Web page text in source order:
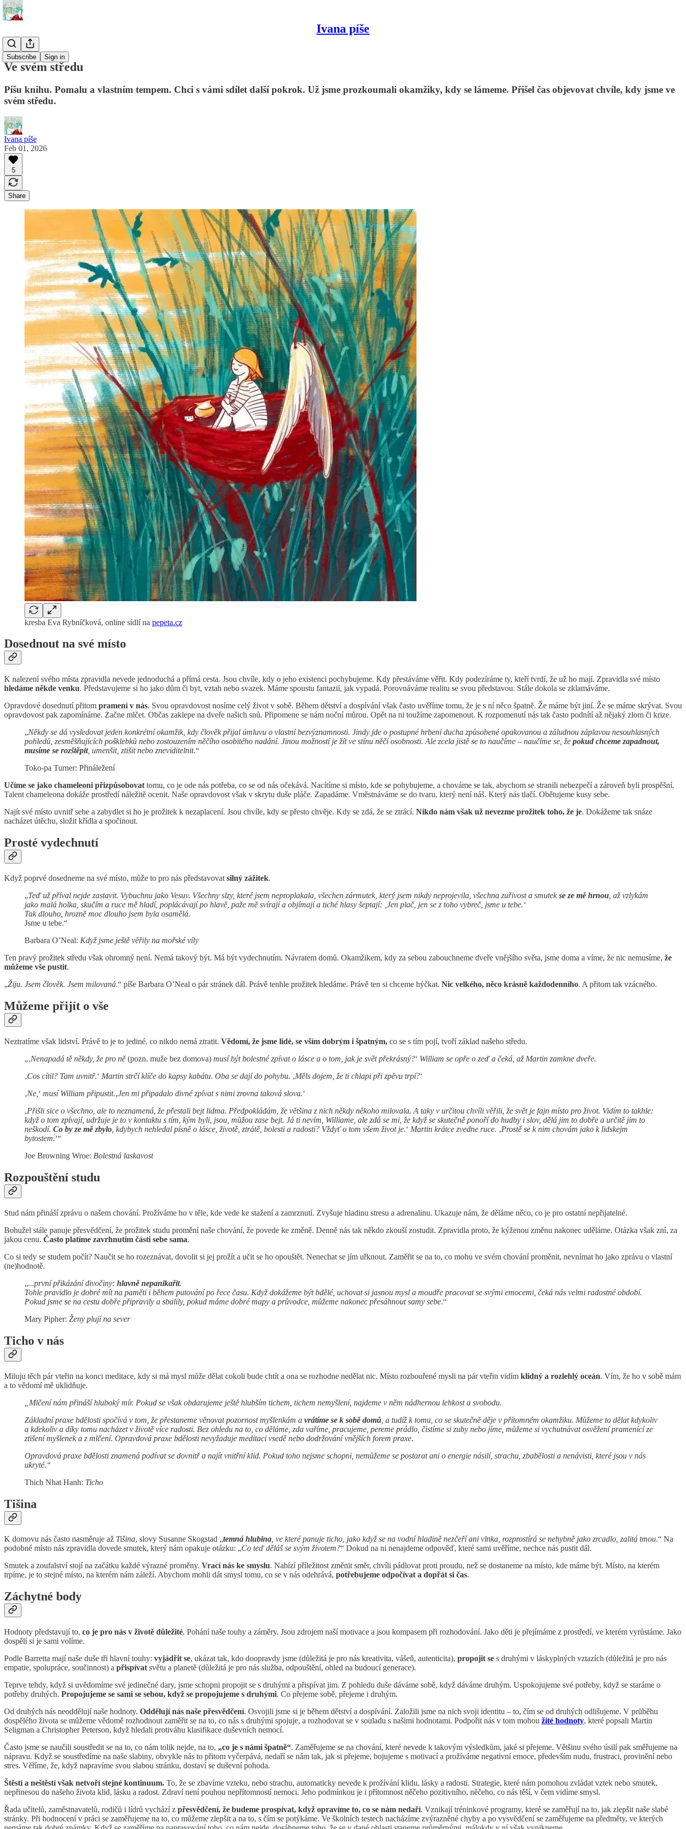
Ivana píše
Subscribe Sign in
🌾 Stéblo
Ve svém středu
Píšu knihu. Pomalu a vlastním tempem. Chci s vámi sdílet další pokrok. Už jsme prozkoumali okamžiky, kdy se lámeme. Přišel čas objevovat chvíle, kdy jsme ve
svém středu.
Ivana píše
Feb 01, 2026
5
Share
kresba Eva Rybníčková, online sídlí na pepeta.cz
Dosednout na své místo
K nalezení svého místa zpravidla nevede jednoduchá a přímá cesta. Jsou chvíle, kdy o jeho existenci pochybujeme. Kdy přestáváme věřit. Kdy podezíráme ty, kteří tvrdí, že už ho mají. Zpravidla své místo
hledáme někde venku. Představujeme si ho jako dům či byt, vztah nebo svazek. Máme spoustu fantazií, jak vypadá. Porovnáváme realitu se svou představou. Stále dokola se zklamáváme.
Opravdové dosednutí přitom pramení v nás. Svou opravdovost nosíme celý život v sobě. Během dětství a dospívání však často uvěříme tomu, že je s ní něco špatně. Že máme být jiní. Že se máme skrývat. Svou
opravdovost pak zapomínáme. Začne mlčet. Občas zaklepe na dveře našich snů. Připomene se nám noční můrou. Opět na ni toužíme zapomenout. K rozpomenutí nás tak často podnítí až nějaký zlom či krize.
„Někdy se dá vysledovat jeden konkrétní okamžik, kdy člověk přijal úmluvu o vlastní bezvýznamnosti. Jindy jde o postupné hrbení ducha způsobené opakovanou a záludnou záplavou nesouhlasných
pohledů, zesměšňujících pošklebků nebo zostouzením něčího osobitého nadání. Jinou možností je žít ve stínu něčí osobnosti. Ale zcela jistě se to naučíme – naučíme se, že pokud chceme zapadnout,
musíme se rozštěpit, umenšit, ztišit nebo zneviditelnit.“
Toko-pa Turner: Přináležení
Učíme se jako chameleoni přizpůsobovat tomu, co je ode nás potřeba, co se od nás očekává. Nacítíme si místo, kde se pohybujeme, a chováme se tak, abychom se stranili nebezpečí a zároveň byli prospěšní.
Talent chameleona dokáže prostředí náležitě ocenit. Naše opravdovost však v skrytu duše pláče. Zapadáme. Vměstnáváme se do tvaru, který není náš. Který nás tlačí. Obětujeme kusy sebe.
Najít své místo uvnitř sebe a zabydlet si ho je prožitek k nezaplacení. Jsou chvíle, kdy se přesto chvěje. Kdy se zdá, že se ztrácí. Nikdo nám však už nevezme prožitek toho, že je. Dokážeme tak snáze
nacházet útěchu, složit křídla a spočinout.
Prosté vydechnutí
Když poprvé dosedneme na své místo, může to pro nás představovat silný zážitek.
„Teď už příval nejde zastavit. Vybuchnu jako Vesuv. Všechny slzy, které jsem neproplakala, všechen zármutek, který jsem nikdy neprojevila, všechna zuřivost a smutekse ze mě hrnou , až vzlykám
jako malá holka, skučím a ruce mě hladí, poplácávají po hlavě, paže mě svírají a objímají a tiché hlasy šeptají: ‚Jen plač, jen se z toho vybreč, jsme u tebe.‘
Tak dlouho, hrozně moc dlouho jsem byla osamělá.
Jsme u tebe.“
Barbara O’Neal: Když jsme ještě věřily na mořské víly
Ten pravý prožitek středu však ohromný není. Nemá takový být. Má být vydechnutím. Návratem domů. Okamžikem, kdy za sebou zabouchneme dveře vnějšího světa, jsme doma a víme, že nic nemusíme, že
můžeme vše pustit.
„Žiju. Jsem člověk. Jsem milovaná.“ píše Barbara O’Neal o pár stránek dál. Právě tenhle prožitek hledáme. Právě ten si chceme hýčkat. Nic velkého, něco krásně každodenního. A přitom tak vzácného.
Můžeme přijít o vše
Neztratíme však lidství. Právě to je to jediné, co nikdo nemá ztratit. Vědomí, že jsme lidé, se vším dobrým i špatným, co se s tím pojí, tvoří základ našeho středu.
„‚Nenapadá tě někdy, že pro ně (pozn. muže bez domova) musí být bolestné zpívat o lásce a o tom, jak je svět překrásný?‘ William se opře o zeď a čeká, až Martin zamkne dveře.
‚Cos cítil? Tam uvnitř.‘ Martin strčí klíče do kapsy kabátu. Oba se dají do pohybu. ‚Měls dojem, že ti chlapi při zpěvu trpí?‘
‚Ne, ‘ musí William připustit.‚Jen mi připadalo divné zpívat s nimi zrovna taková slova.‘
‚Přišli sice o všechno, ale to neznamená, že přestali bejt lidma. Předpokládám, že většina z nich někdy někoho milovala. A taky v určitou chvíli věřili, že svět je fajn místo pro život. Vidím to takhle:
když o tom zpívají, udržuje je to v kontaktu s tím, kým byli, jsou, můžou zase bejt. Já ti nevím, Williame, ale zdá se mi, že když se skutečně ponoří do hudby i slov, dělá jim to dobře a určitě jim to
neškodí. Co by ze mě zbylo , kdybych nehledal písně o lásce, životě, ztrátě, bolesti a radosti? Vždyť o tom všem život je.‘ Martin krátce zvedne ruce. ‚Prostě se k nim chovám jako k lidskejm
bytostem.‘“
Joe Browning Wroe: Bolestná laskavost
Rozpouštění studu
Stud nám přináší zprávu o našem chování. Prožíváme ho v těle, kde vede ke stažení a zamrznutí. Zvyšuje hladinu stresu a adrenalinu. Ukazuje nám, že děláme něco, co je pro ostatní nepřijatelné.
Bohužel stále panuje přesvědčení, že prožitek studu promění naše chování, že povede ke změně. Denně nás tak někdo zkouší zostudit. Zpravidla proto, že kýženou změnu nakonec uděláme. Otázka však zní, za
jakou cenu. Často platíme zavrhnutím části sebe sama.
Co si tedy se studem počít? Naučit se ho rozeznávat, dovolit si jej prožít a učit se ho opouštět. Nenechat se jím uřknout. Zaměřit se na to, co mohu ve svém chování proměnit, nevnímat ho jako zprávu o vlastní
(ne)hodnotě.
„...první přikázání divočiny: hlavně nepanikařit.
Tohle pravidlo je dobré mít na paměti i během putování po řece času. Když dokážeme být bdělé, uchovat si jasnou mysl a moudře pracovat se svými emocemi, čeká nás velmi radostné období.
Pokud jsme se na cestu dobře připravily a sbalily, pokud máme dobré mapy a průvodce, můžeme nakonec přesáhnout samy sebe.“
Mary Pipher: Ženy plují na sever
Ticho v nás
Miluju těch pár vteřin na konci meditace, kdy si má mysl může dělat cokoli bude chtít a ona se rozhodne nedělat nic. Místo rozbouřené mysli na pár vteřin vidím klidný a rozlehlý oceán. Vím, že ho v sobě mám
a to vědomí mě uklidňuje.
„Mlčení nám přináší hluboký mír. Pokud se však obdarujeme ještě hlubším tichem, tichem nemyšlení, najdeme v něm nádhernou lehkost a svobodu.
Základní praxe bdělosti spočívá v tom, že přestaneme věnovat pozornost myšlenkám a vrátíme se k sobě domů , a tudíž k tomu, co se skutečně děje v přítomném okamžiku. Můžeme to dělat kdykoliv
a kdekoliv a díky tomu nacházet v životě více radosti. Bez ohledu na to, co děláme, zda vaříme, pracujeme, pereme prádlo, čistíme si zuby nebo jíme, můžeme si vychutnávat osvěžení pramenící ze
ztišení myšlenek a z mlčení. Opravdová praxe bdělosti nevyžaduje meditaci vsedě nebo dodržování vnějších forem praxe.
Opravdová praxe bdělosti znamená podívat se dovnitř a najít vnitřní klid. Pokud toho nejsme schopni, nemůžeme se postarat ani o energie násilí, strachu, zbabělosti a nenávisti, které jsou v nás
ukryté.“
Thich Nhat Hanh: Ticho
Tišina
K domovu nás často nasměruje až Tišina, slovy Susanne Skogstad „temná hlubina, ve které panuje ticho, jako když se na vodní hladině nezčeří ani vlnka, rozprostírá se nehybně jako zrcadlo, zalitá tmou.“ Na
podobné místo nás zpravidla dovede smutek, který nám opakuje otázku: „Co teď děláš se svým životem?“ Dokud na ni nenajdeme odpověď, které sami uvěříme, nechce nás pustit dál.
Smutek a zoufalství stojí na začátku každé výrazné proměny. Vrací nás ke smyslu. Nabízí příležitost změnit směr, chvíli pádlovat proti proudu, než se dostaneme na místo, kde máme být. Místo, na kterém
trpíme, je to stejné místo, na kterém nám záleží. Abychom mohli dát smysl tomu, co se v nás odehrává, potřebujeme odpočívat a dopřát si čas.
Záchytné body
Hodnoty představují to, co je pro nás v životě důležité. Pohání naše touhy a záměry. Jsou zdrojem naší motivace a jsou kompasem při rozhodování. Jako děti je přejímáme z prostředí, ve kterém vyrůstáme. Jako
dospělí si je sami volíme.
Podle Barretta mají naše duše tři hlavní touhy: vyjádřit se, ukázat tak, kdo doopravdy jsme (důležitá je pro nás kreativita, vášeň, autenticita), propojit se s druhými v láskyplných vztazích (důležitá je pro nás
empatie, spolupráce, součinnost) a přispívat světu a planetě (důležitá je pro nás služba, odpouštění, ohled na budoucí generace).
Teprve tehdy, když si uvědomíme své jedinečné dary, jsme schopni propojit se s druhými a přispívat jim. Z pohledu duše dáváme sobě, když dáváme druhým. Uspokojujeme své potřeby, když se staráme o
potřeby druhých. Propojujeme se sami se sebou, když se propojujeme s druhými. Co přejeme sobě, přejeme i druhým.
Od druhých nás neoddělují naše hodnoty. Oddělují nás naše přesvědčení. Osvojili jsme si je během dětství a dospívání. Založili jsme na nich svoji identitu – to, čím se od druhých odlišujeme. V průběhu
dospělého života se můžeme vědomě rozhodnout zaměřit se na to, co nás s druhými spojuje, a rozhodovat se v souladu s našimi hodnotami. Podpořit nás v tom mohou žité hodnoty, které popsali Martin
Seligman a Christopher Peterson, když hledali protiváhu klasifikace duševních nemocí.
Často jsme se naučili soustředit se na to, co nám tolik nejde, na to, „co je s námi špatně“. Zaměřujeme se na chování, které nevede k takovým výsledkům, jaké si přejeme. Většinu svého úsilí pak směřujeme na
nápravu. Když se soustředíme na naše slabiny, obvykle nás to přitom vyčerpává, nedaří se nám tak, jak si přejeme, bojujeme s motivací a prožíváme negativní emoce, především nudu, frustraci, provinění nebo
stres. Věříme, že, když napravíme svou slabou stránku, dostaví se duševní pohoda.
Štěstí a neštěstí však netvoří stejné kontinuum. To, že se zbavíme vzteku, nebo strachu, automaticky nevede k prožívání klidu, lásky a radosti. Strategie, které nám pomohou zvládat vztek nebo smutek,
nepřinesou do našeho života klid, lásku a radost. Zdraví není pouhou nepřítomností nemoci. Jeho podmínkou je i přítomnost něčeho pozitivního, něčeho, co nás těší, v čem vidíme smysl.
Řada učitelů, zaměstnavatelů, rodičů i lídrů vychází z přesvědčení, že budeme prospívat, když opravíme to, co se nám nedaří. Vznikají tréninkové programy, které se zaměřují na to, jak zlepšit naše slabé
stránky. Při hodnocení v práci se zaměřujeme na to, co můžeme zlepšit a na to, s čím se potýkáme. Ve školních testech nacházíme zvýrazněné chyby a po vysvědčení se zaměřujeme na předměty, ve kterých